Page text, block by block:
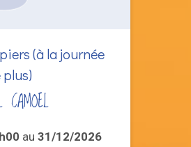
(à la journée
CAMOEL
au 31/12/2026